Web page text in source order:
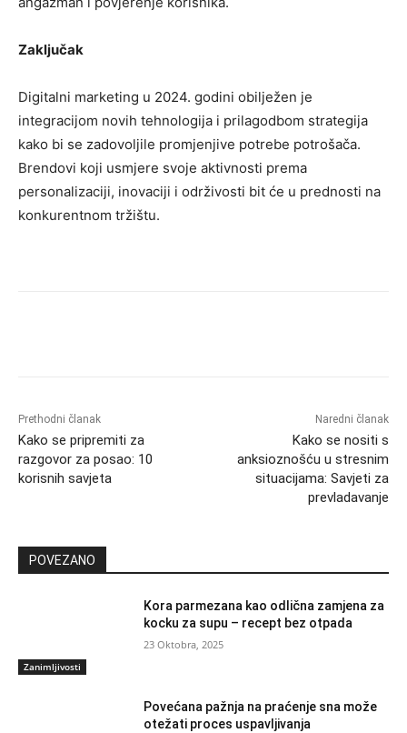
Zaključak
Digitalni marketing u 2024. godini obilježen je
integracijom novih tehnologija i prilagodbom strategija
kako bi se zadovoljile promjenjive potrebe potrošača.
Brendovi koji usmjere svoje aktivnosti prema
personalizaciji, inovaciji i održivosti bit će u prednosti na
konkurentnom tržištu.
Prethodni članak
Kako se pripremiti za
razgovor za posao: 10
korisnih savjeta
Naredni članak
Kako se nositi s
anksioznošću u stresnim
situacijama: Savjeti za
prevladavanje
POVEZANO
Zanimljivosti
Kora parmezana kao odlična zamjena za
kocku za supu – recept bez otpada
23 Oktobra, 2025
Povećana pažnja na praćenje sna može
otežati proces uspavljivanja